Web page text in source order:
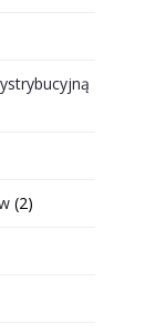
(2)